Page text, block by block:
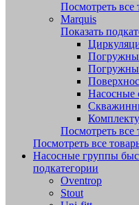
Посмотреть все
Marquis
Показать
Насосные
Посмотреть все
Посмотреть все
Насосные группы
подкатегории
Oventrop
Stout